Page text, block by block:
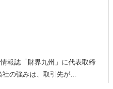
報誌「財界九州」に代表取締
社の強みは、取引先が…